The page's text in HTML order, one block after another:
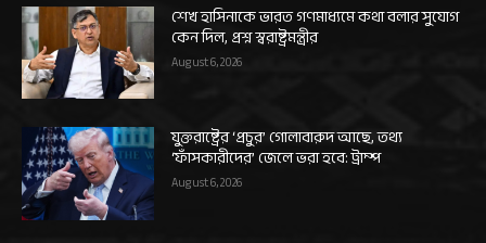
শেখ হাসিনাকে ভারত গণমাধ্যমে কথা বলার সুযোগ
কেন দিল, প্রশ্ন স্বরাষ্ট্রমন্ত্রীর
August 6, 2026
যুক্তরাষ্ট্রের ‘প্রচুর’ গোলাবারুদ আছে, তথ্য
‘ফাঁসকারীদের’ জেলে ভরা হবে: ট্রাম্প
August 6, 2026